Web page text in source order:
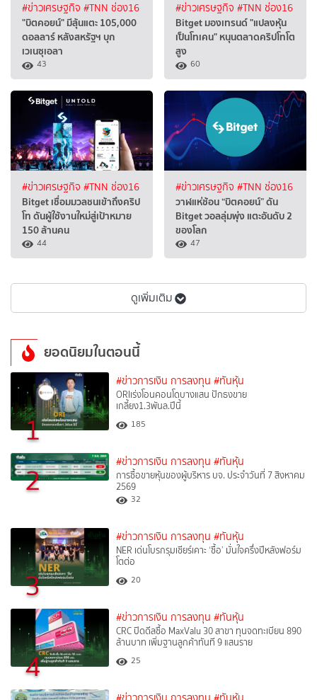
#ข่าวเศรษฐกิจ #TNN ช่อง16
"บิตคอยน์" มีลุ้นแตะ 105,000
ดอลลาร์ หลังสหรัฐฯ บุก
เวเนซุเอลา
43
#ข่าวเศรษฐกิจ #TNN ช่อง16
Bitget มองเทรนด์ "แปลงหุ้น
เป็นโทเคน" หนุนตลาดคริปโทโต
สูง
60
#ข่าวเศรษฐกิจ #TNN ช่อง16
Bitget เชื่อมมวลชนเข้าถึงคริป
โท ดันผู้ใช้งานใหม่สู่เป้าหมาย
150 ล้านคน
44
#ข่าวเศรษฐกิจ #TNN ช่อง16
วาฬแห่ช้อน “บิตคอยน์” ดัน
Bitget วอลลุ่มพุ่ง แตะอันดับ 2
ของโลก
47
ดูเพิ่มเติม
ยอดนิยมในตอนนี้
1
#ข่าวการเงิน การลงทุน #ทันหุ้น
ORIเร่งโอนคอนโดบางแสน ปักธงขาย
เกลี้ยง1.3พันล.ปีนี้
185
2 #ข่าวการเงิน การลงทุน #ทันหุ้น
การซื้อขายหุ้นของผู้บริหาร บจ. ประจำวันที่ 7 สิงหาคม
2569
32
3
#ข่าวการเงิน การลงทุน #ทันหุ้น
NER เด่นโบรกรุมเชียร์เคาะ ‘ซื้อ’ มั่นใจครึ่งปีหลังฟอร์ม
โตต่อ
20
4
#ข่าวการเงิน การลงทุน #ทันหุ้น
CRC ปิดดีลซื้อ MaxValu 30 สาขา ทุนจดทะเบียน 890
ล้านบาท เพิ่มฐานลูกค้าทันที 9 แสนราย
25